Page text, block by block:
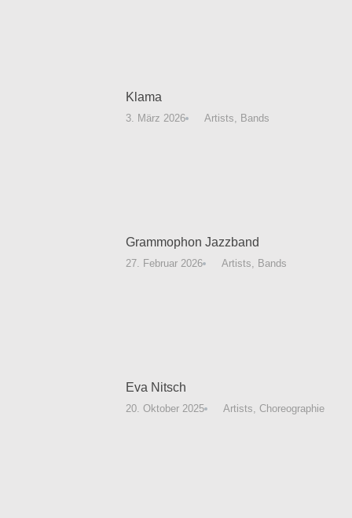
Klama
3. März 2026 Artists Bands
Grammophon Jazzband
27. Februar 2026 Artists Bands
Eva Nitsch
20. Oktober 2025 Artists Choreographie